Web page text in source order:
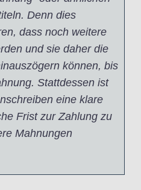
Denn dies
dass noch weitere
und sie daher die
können, bis
Stattdessen ist
eine klare
Frist zur Zahlung zu
Mahnungen